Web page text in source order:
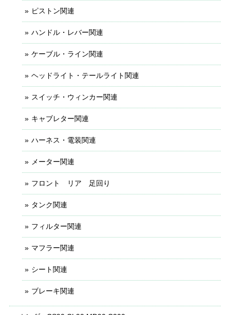
ピストン関連
ハンドル・レバー関連
ケーブル・ライン関連
ヘッドライト・テールライト関連
スイッチ・ウィンカー関連
キャブレター関連
ハーネス・電装関連
メーター関連
フロント リア 足回り
タンク関連
フィルター関連
マフラー関連
シート関連
ブレーキ関連